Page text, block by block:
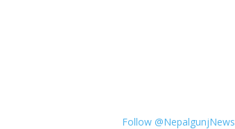
Follow @NepalgunjNews